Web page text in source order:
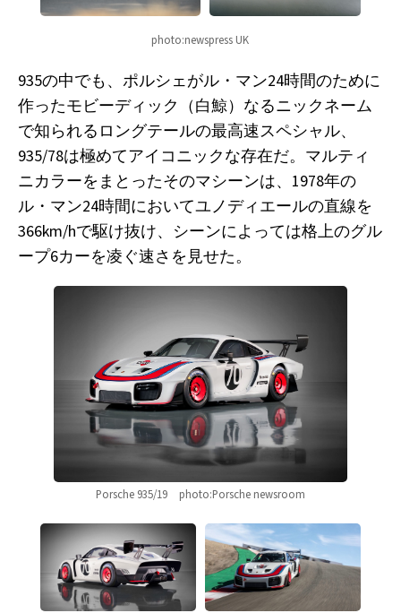
photo:newspress UK
935の中でも、ポルシェがル・マン24時間のために
作ったモビーディック（白鯨）なるニックネーム
で知られるロングテールの最高速スペシャル、
935/78は極めてアイコニックな存在だ。マルティ
ニカラーをまとったそのマシーンは、1978年の
ル・マン24時間においてユノディエールの直線を
366km/hで駆け抜け、シーンによっては格上のグル
ープ6カーを凌ぐ速さを見せた。
Porsche 935/19　photo:Porsche newsroom